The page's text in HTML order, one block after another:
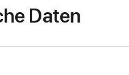
Daten